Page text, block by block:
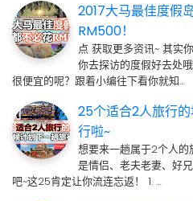
2017大马最佳度假
RM500！
点 获取更多资讯~ 其实
你去探访的度假好去处
很便宜的呢？跟着小编往下看你就知…
25个适合2人旅行
行啦~
想要来一趟属于2个人
是情侣、老夫老妻、好
吧~这25肯定让你流连忘返！ 1. …